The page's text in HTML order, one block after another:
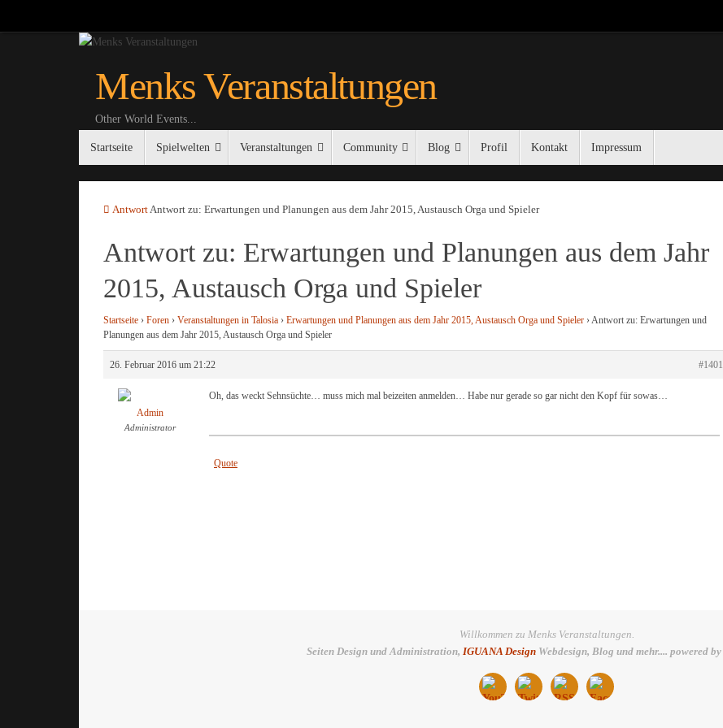
Menks Veranstaltungen
Other World Events...
Inhalt
Startseite Spielwelten Veranstaltungen Community Blog Profil Kontakt Impressum
Startseite
AntwortAntwort zu: Erwartungen und Planungen aus dem Jahr 2015, Austausch Orga und Spieler
Antwort zu: Erwartungen und Planungen aus dem Jahr
2015, Austausch Orga und Spieler
Startseite › Foren › Veranstaltungen in Talosia › Erwartungen und Planungen aus dem Jahr 2015, Austausch Orga und Spieler ›Antwort zu: Erwartungen und
Planungen aus dem Jahr 2015, Austausch Orga und Spieler
26. Februar 2016 um 21:22 #1401
Admin
Administrator
Oh, das weckt Sehnsüchte… muss mich mal beizeiten anmelden… Habe nur gerade so gar nicht den Kopf für sowas…
Quote
Willkommen zu Menks Veranstaltungen.
Seiten Design und Administration, IGUANA Design Webdesign, Blog und mehr.... powered by